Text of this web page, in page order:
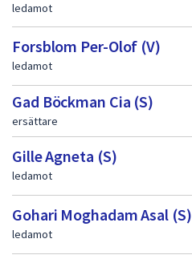
ledamot
Forsblom Per-Olof (V)
ledamot
Gad Böckman Cia (S)
ersättare
Gille Agneta (S)
ledamot
Gohari Moghadam Asal (S)
ledamot